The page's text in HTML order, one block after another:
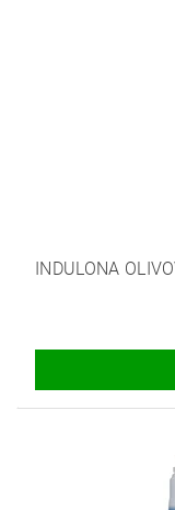
INDULONA